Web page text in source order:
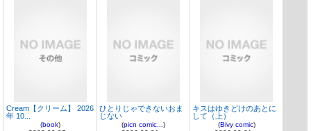
Cream【クリーム】 2026
年 10...
(book)
ひとりじゃできないおま
じない
(picn comic...)
キスはゆきどけのあとに
して（上）
(Bivy comic)